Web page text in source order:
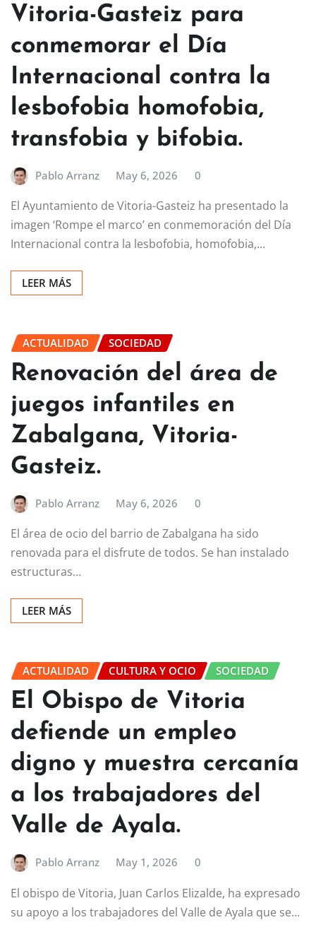
Vitoria-Gasteiz para
conmemorar el Día
Internacional contra la
lesbofobia homofobia,
transfobia y bifobia.
Pablo Arranz May 6, 2026 0
El Ayuntamiento de Vitoria-Gasteiz ha presentado la
imagen ‘Rompe el marco’ en conmemoración del Día
Internacional contra la lesbofobia, homofobia,…
LEER MÁS
ACTUALIDAD SOCIEDAD
Renovación del área de
juegos infantiles en
Zabalgana, Vitoria-
Gasteiz.
Pablo Arranz May 6, 2026 0
El área de ocio del barrio de Zabalgana ha sido
renovada para el disfrute de todos. Se han instalado
estructuras…
LEER MÁS
ACTUALIDAD CULTURA Y OCIO SOCIEDAD
El Obispo de Vitoria
defiende un empleo
digno y muestra cercanía
a los trabajadores del
Valle de Ayala.
Pablo Arranz May 1, 2026 0
El obispo de Vitoria, Juan Carlos Elizalde, ha expresado
su apoyo a los trabajadores del Valle de Ayala que se…